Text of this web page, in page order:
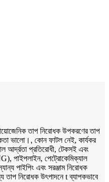
তাপ নিরোধক উপকরণের তাপ
ভালো। , কোন ফাটল নেই, কার্যকর
আর্দ্রতা প্রতিরোধী, টেকসই এবং
পাইপলাইন, পেট্রোকেমিক্যাল
পাইপিং এবং সরঞ্জাম নিরোধক
তাপ নিরোধক উৎপাদনে t ব্যাপকভাবে